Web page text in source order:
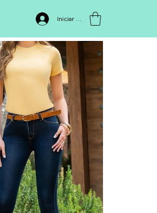
Iniciar sesión